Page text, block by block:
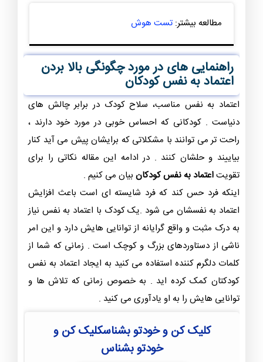
مطالعه بیشتر: تست هوش
راهنمایی های در مورد چگونگی بالا بردن
اعتماد به نفس کودکان
اعتماد به نفس مناسب، سلاح کودک در برابر چالش های
دنیاست . کودکانی که احساس خوبی در مورد خود دارند ،
راحت تر می توانند با مشکلاتی که برایشان پیش می آید کنار
بیاییند و حلشان کنند . در ادامه این مقاله نکاتی را برای
تقویتاعتماد به نفس کودکان بیان می کنیم .
اینکه فرد حس کند که فرد شایسته ای است باعث افزایش
اعتماد به نفسشان می شود .یک کودک با اعتماد به نفس نیاز
به درک مثبت و واقع گرایانه از توانایی هایش دارد و این امر
ناشی از دستاوردهای بزرگ و کوچک است . زمانی که شما از
کلمات دلگرم کننده استفاده می کنید به ایجاد اعتماد به نفس
کودکتان کمک کرده اید . به خصوص زمانی که تلاش ها و
توانایی هایش را به او یادآوری می کنید .
کلیک کن و خودتو بشناسکلیک کن و
خودتو بشناس